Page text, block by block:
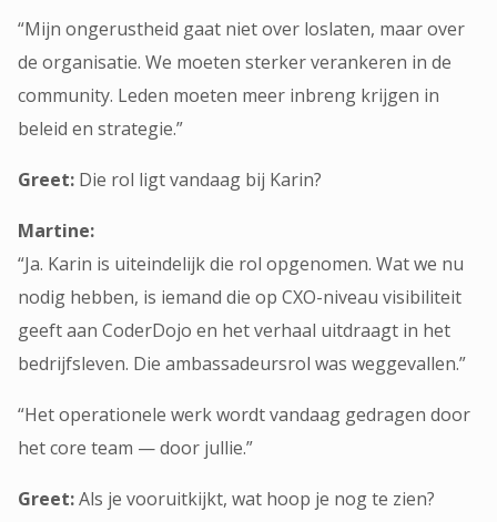
“Mijn ongerustheid gaat niet over loslaten, maar over
de organisatie. We moeten sterker verankeren in de
community. Leden moeten meer inbreng krijgen in
beleid en strategie.”
Greet: Die rol ligt vandaag bij Karin?
Martine:
“Ja. Karin is uiteindelijk die rol opgenomen. Wat we nu
nodig hebben, is iemand die op CXO-niveau visibiliteit
geeft aan CoderDojo en het verhaal uitdraagt in het
bedrijfsleven. Die ambassadeursrol was weggevallen.”
“Het operationele werk wordt vandaag gedragen door
het core team — door jullie.”
Greet:Als je vooruitkijkt, wat hoop je nog te zien?